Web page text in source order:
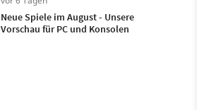
Neue Spiele im August - Unsere
Vorschau für PC und Konsolen